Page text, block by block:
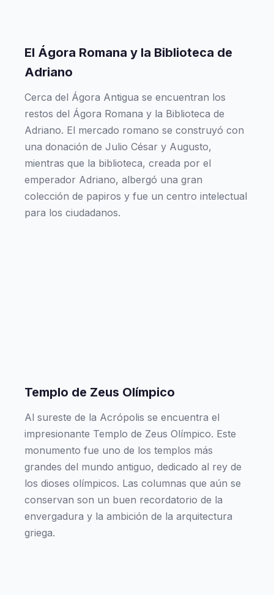
El Ágora Romana y la Biblioteca de
Adriano
Cerca del Ágora Antigua se encuentran los
restos del Ágora Romana y la Biblioteca de
Adriano. El mercado romano se construyó con
una donación de Julio César y Augusto,
mientras que la biblioteca, creada por el
emperador Adriano, albergó una gran
colección de papiros y fue un centro intelectual
para los ciudadanos.
Templo de Zeus Olímpico
Al sureste de la Acrópolis se encuentra el
impresionante Templo de Zeus Olímpico. Este
monumento fue uno de los templos más
grandes del mundo antiguo, dedicado al rey de
los dioses olímpicos. Las columnas que aún se
conservan son un buen recordatorio de la
envergadura y la ambición de la arquitectura
griega.